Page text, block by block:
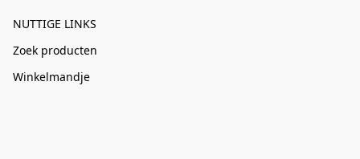
NUTTIGE LINKS
Zoek producten
Winkelmandje